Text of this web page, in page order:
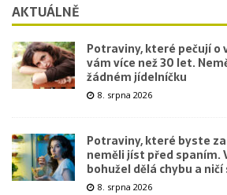
AKTUÁLNĚ
Potraviny, které pečují o
vám více než 30 let.
žádném jídelníčku
8. srpna 2026
Potraviny, které byste
neměli jíst před spaním.
bohužel dělá chybu a
8. srpna 2026